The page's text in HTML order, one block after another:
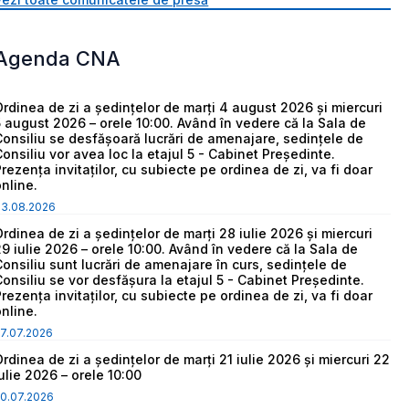
CNA
de zi a ședințelor de marți 4 august 2026 și miercuri
august 2026 – orele 10:00. Având în vedere că la Sala de
se desfășoară lucrări de amenajare, sedințele de
vor avea loc la etajul 5 - Cabinet Președinte.
invitaților, cu subiecte pe ordinea de zi, va fi doar
de zi a ședințelor de marți 28 iulie 2026 și miercuri
iulie 2026 – orele 10:00. Având în vedere că la Sala de
sunt lucrări de amenajare în curs, sedințele de
se vor desfășura la etajul 5 - Cabinet Președinte.
invitaților, cu subiecte pe ordinea de zi, va fi doar
de zi a ședințelor de marți 21 iulie 2026 și miercuri 22
2026 – orele 10:00